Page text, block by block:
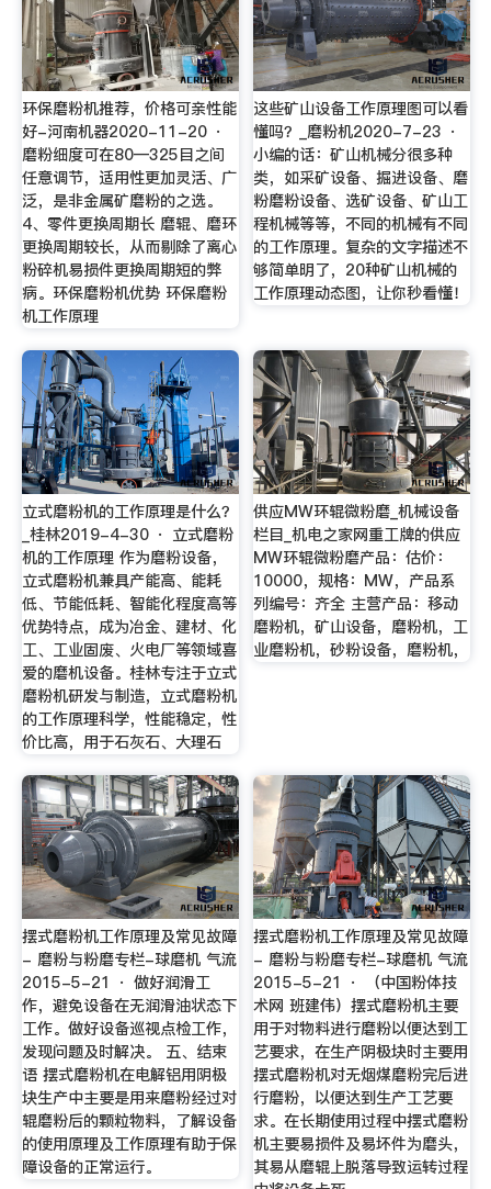
环保磨粉机推荐，价格可亲性能
好-河南机器2020-11-20 ·
磨粉细度可在80—325目之间
任意调节，适用性更加灵活、广
泛，是非金属矿磨粉的之选。
4、零件更换周期长 磨辊、磨环
更换周期较长，从而剔除了离心
粉碎机易损件更换周期短的弊
病。环保磨粉机优势 环保磨粉
机工作原理
这些矿山设备工作原理图可以看
懂吗？_磨粉机2020-7-23 ·
小编的话：矿山机械分很多种
类，如采矿设备、掘进设备、磨
粉磨粉设备、选矿设备、矿山工
程机械等等，不同的机械有不同
的工作原理。复杂的文字描述不
够简单明了，20种矿山机械的
工作原理动态图，让你秒看懂！
立式磨粉机的工作原理是什么？
_桂林2019-4-30 · 立式磨粉
机的工作原理 作为磨粉设备，
立式磨粉机兼具产能高、能耗
低、节能低耗、智能化程度高等
优势特点，成为冶金、建材、化
工、工业固废、火电厂等领域喜
爱的磨机设备。桂林专注于立式
磨粉机研发与制造，立式磨粉机
的工作原理科学，性能稳定，性
价比高，用于石灰石、大理石
供应MW环辊微粉磨_机械设备
栏目_机电之家网重工牌的供应
MW环辊微粉磨产品：估价：
10000，规格：MW，产品系
列编号：齐全 主营产品：移动
磨粉机，矿山设备，磨粉机，工
业磨粉机，砂粉设备，磨粉机，
摆式磨粉机工作原理及常见故障
- 磨粉与粉磨专栏-球磨机 气流
2015-5-21 · 做好润滑工
作，避免设备在无润滑油状态下
工作。做好设备巡视点检工作，
发现问题及时解决。 五、结束
语 摆式磨粉机在电解铝用阴极
块生产中主要是用来磨粉经过对
辊磨粉后的颗粒物料，了解设备
的使用原理及工作原理有助于保
障设备的正常运行。
摆式磨粉机工作原理及常见故障
- 磨粉与粉磨专栏-球磨机 气流
2015-5-21 · （中国粉体技
术网 班建伟）摆式磨粉机主要
用于对物料进行磨粉以便达到工
艺要求，在生产阴极块时主要用
摆式磨粉机对无烟煤磨粉完后进
行磨粉，以便达到生产工艺要
求。在长期使用过程中摆式磨粉
机主要易损件及易坏件为磨头，
其易从磨辊上脱落导致运转过程